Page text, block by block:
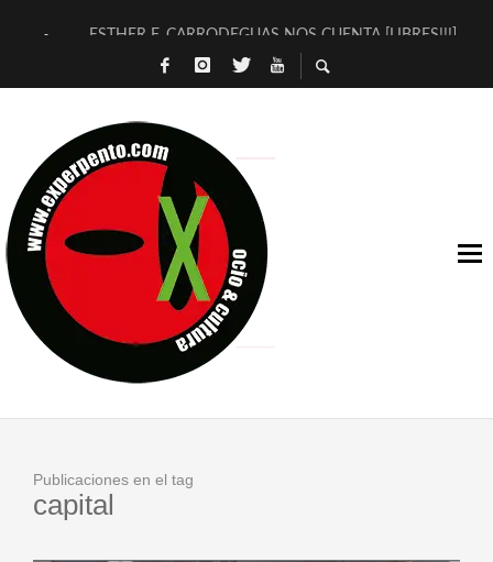
ESTHER F. CARRODEGUAS NOS CUENTA [LIBRES!!!]
[TERRA DE GUAPES] DE SANDRA MONFORT
TIMBRE 4, LA ESCUELA DEL DIRECTOR TEATRAL CLAUDIO
30 AÑOS (NO ES NADA) DE LA KATARSIS DEL TOMATAZO
MILITARES JUDÍAS EN #EXVITA
D’BALDOMEROS REINVENTAN [BITÁCORA 3.0] EN EXVITA
MARSHALL FLASH PRESENTA EN EXVITA [RELATIVA
JOFRE BARDAGÍ EN EXVITA INTERPRETANDO A SERRAT
Publicaciones en el tag
capital